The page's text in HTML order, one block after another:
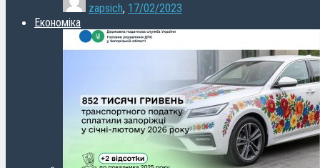
zapsich, 17/02/2023
Економіка